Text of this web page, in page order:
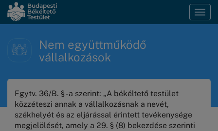
Ugrás
tartalomra
Budapesti
Békéltető
Testület
Nem együttműködő
vállalkozások
Fgytv. 36/B. § -a szerint: „A békéltető testület
közzéteszi annak a vállalkozásnak a nevét,
székhelyét és az eljárással érintett tevékenysége
megjelölését, amely a 29. § (8) bekezdése szerinti